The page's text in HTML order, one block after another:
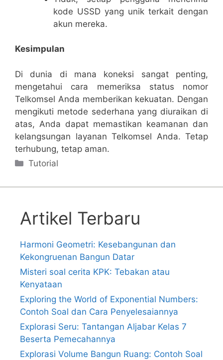
kode USSD yang unik terkait dengan
akun mereka.
Kesimpulan
Di dunia di mana koneksi sangat penting,
mengetahui cara memeriksa status nomor
Telkomsel Anda memberikan kekuatan. Dengan
mengikuti metode sederhana yang diuraikan di
atas, Anda dapat memastikan keamanan dan
kelangsungan layanan Telkomsel Anda. Tetap
terhubung, tetap aman.
Categories
Tutorial
Artikel Terbaru
Harmoni Geometri: Kesebangunan dan
Kekongruenan Bangun Datar
Misteri soal cerita KPK: Tebakan atau
Kenyataan
Exploring the World of Exponential Numbers:
Contoh Soal dan Cara Penyelesaiannya
Explorasi Seru: Tantangan Aljabar Kelas 7
Beserta Pemecahannya
Explorasi Volume Bangun Ruang: Contoh Soal